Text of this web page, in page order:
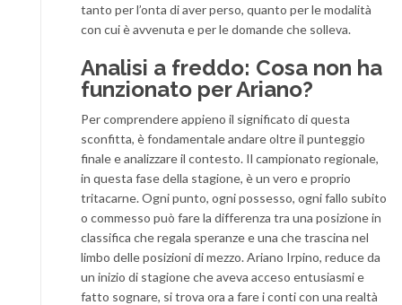
tanto per l’onta di aver perso, quanto per le modalità
con cui è avvenuta e per le domande che solleva.
Analisi a freddo: Cosa non ha
funzionato per Ariano?
Per comprendere appieno il significato di questa
sconfitta, è fondamentale andare oltre il punteggio
finale e analizzare il contesto. Il campionato regionale,
in questa fase della stagione, è un vero e proprio
tritacarne. Ogni punto, ogni possesso, ogni fallo subito
o commesso può fare la differenza tra una posizione in
classifica che regala speranze e una che trascina nel
limbo delle posizioni di mezzo. Ariano Irpino, reduce da
un inizio di stagione che aveva acceso entusiasmi e
fatto sognare, si trova ora a fare i conti con una realtà